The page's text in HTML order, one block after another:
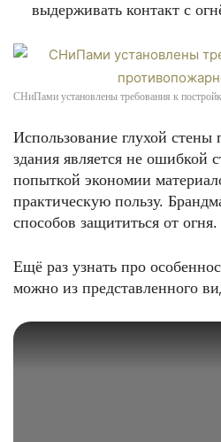
выдерживать контакт с
СНиПами установлены требования к
Использование глухой стены
здания является не ошибкой
попыткой экономии
практическую пользу.
способов защититься от огня.
Ещё раз узнать про
можно из представленного